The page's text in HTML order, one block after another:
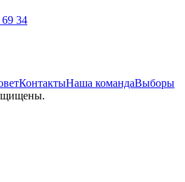
34
КонтактыНаша командаВыборы